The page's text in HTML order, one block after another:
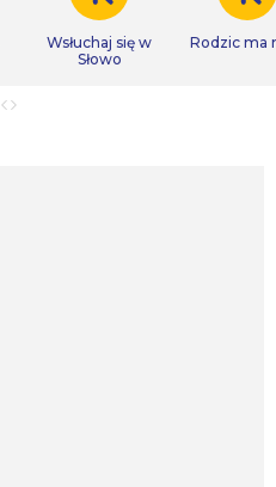
Wsłuchaj się w
Słowo
Rodzic ma